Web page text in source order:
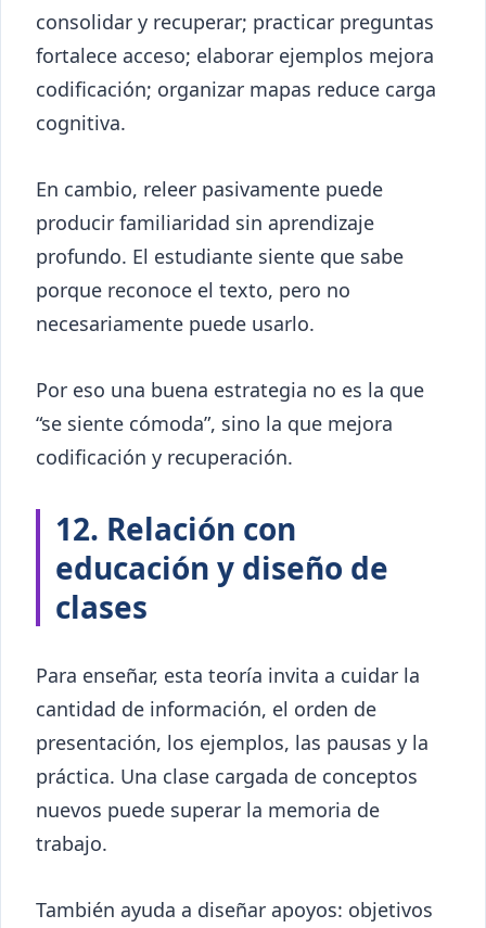
consolidar y recuperar; practicar preguntas
fortalece acceso; elaborar ejemplos mejora
codificación; organizar mapas reduce carga
cognitiva.
En cambio, releer pasivamente puede
producir familiaridad sin aprendizaje
profundo. El estudiante siente que sabe
porque reconoce el texto, pero no
necesariamente puede usarlo.
Por eso una buena estrategia no es la que
“se siente cómoda”, sino la que mejora
codificación y recuperación.
12. Relación con
educación y diseño de
clases
Para enseñar, esta teoría invita a cuidar la
cantidad de información, el orden de
presentación, los ejemplos, las pausas y la
práctica. Una clase cargada de conceptos
nuevos puede superar la memoria de
trabajo.
También ayuda a diseñar apoyos: objetivos